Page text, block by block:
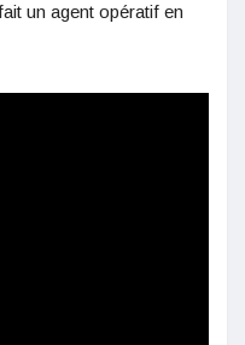
un agent opératif en